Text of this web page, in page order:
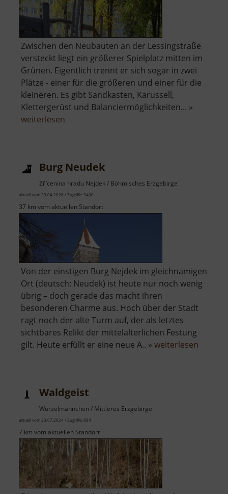
Zwischen den Neubauten an der Lessingstraße
versteckt liegt ein größerer Spielplatz mitten im
Grünen. Eigentlich trennt er sich sogar in zwei
Plätze - einer für die größeren und einer für die
kleineren. Es gibt Sandkasten, Karussell,
Klettergerüst und Balanciermöglichkeiten... »
weiterlesen
Lessingstraße
Burg Neudek
Zřícenina hradu Nejdek / Böhmisches Erzgebirge
aktuell vom 23.04.2026 / Zugriffe: 3400
37 km vom aktuellen Standort
Von der einstigen Burg Nejdek im gleichnamigen
Ort (deutsch: Neudek) ist heute nur noch wenig
übrig – doch gerade das macht ihren
besonderen Charme aus. Hoch über der Stadt
ragt noch der alte Turm auf, der als letztes
sichtbares Relikt der mittelalterlichen Festung
gilt. Heute erfüllt er eine neue A.. » weiterlesen
Waldgeist
Wurzelmännchen / Mittleres Erzgebirge
aktuell vom 23.07.2024 / Zugriffe: 894
7 km vom aktuellen Standort